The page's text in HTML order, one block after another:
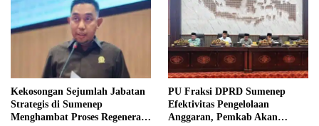
Kekosongan Sejumlah Jabatan
Strategis di Sumenep
Menghambat Proses Regenerasi
PU Fraksi DPRD Sumenep
Efektivitas Pengelolaan
Anggaran, Pemkab Akan